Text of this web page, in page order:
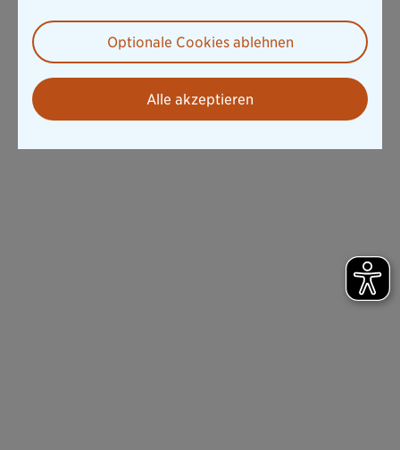
Optionale Cookies ablehnen
Alle akzeptieren